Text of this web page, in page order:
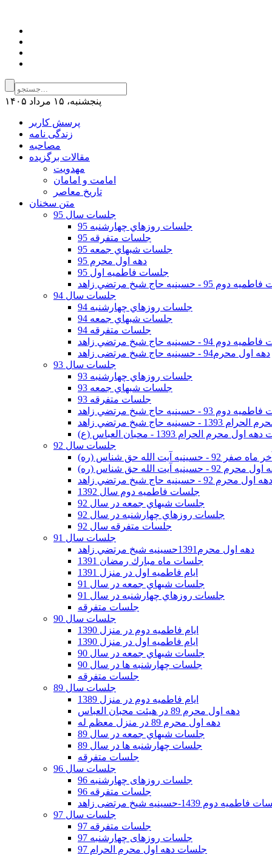
پنجشنبه، ۱۵ مرداد ۱۴۰۵
پرسش کاربر
زندگی نامه
مصاحبه
مقالات برگزیده
مهدویت
امامت و امامان
تاریخ معاصر
متن سخنان
جلسات سال 95
جلسات روزهاي چهارشنبه 95
جلسات متفرقه 95
جلسات شبهاي جمعه 95
دهه اول محرم 95
جلسات فاطمیه اول 95
95 - حسينيه حاج شيخ مرتضي زاهد
جلسات سال 94
جلسات روزهاي چهارشنبه 94
جلسات شبهاي جمعه 94
جلسات متفرقه 94
94 - حسينيه حاج شيخ مرتضي زاهد
دهه اول محرم94 - حسینیه حاج شیخ مرتضی زاهد
جلسات سال 93
جلسات روزهاي چهارشنبه 93
جلسات شبهاي جمعه 93
جلسات متفرقه 93
93 - حسينيه حاج شيخ مرتضي زاهد
حاج شيخ مرتضي زاهد
محرم الحرام 1393 - محبان العباس (ع)
جلسات سال 92
92 - حسينيه آيت الله حق شناس (ره)
92 - حسينيه آيت الله حق شناس (ره)
دهه اول محرم 92 - حسينيه حاج شيخ مرتضي زاهد
جلسات فاطميه دوم سال 1392
جلسات شبهاي جمعه در سال 92
جلسات روزهاي چهارشنبه در سال 92
جلسات متفرقه سال 92
جلسات سال 91
دهه اول محرم1391حسينيه شيخ مرتضي زاهد
جلسات ماه مبارك رمضان 1391
ايام فاطميه اول در منزل 1391
جلسات شبهاي جمعه در سال 91
جلسات روزهاي چهارشنبه در سال 91
جلسات متفرقه
جلسات سال 90
ایام فاطمیه دوم در منزل 1390
ایام فاطمیه اول در منزل 1390
جلسات شبهاي جمعه در سال 90
جلسات چهارشنبه ها در سال 90
جلسات متفرقه
جلسات سال 89
ایام فاطمیه دوم در منزل 1389
دهه اول محرم 89 در هیئت محبان العباس
دهه اول محرم 89 در منزل معظم له
جلسات شبهاي جمعه در سال 89
جلسات چهارشنبه ها در سال 89
جلسات متفرقه
جلسات سال 96
جلسات روزهای چهارشنبه 96
جلسات متفرقه 96
دوم 1439-حسینیه شیخ مرتضی زاهد
جلسات سال 97
جلسات متفرقه 97
جلسات روزهای چهارشنبه 97
جلسات دهه اول محرم الحرام 97